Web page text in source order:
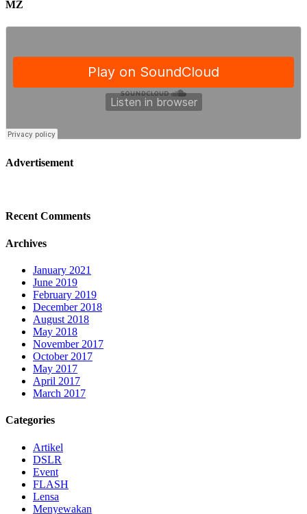
MZ
Advertisement
Recent Comments
Archives
January 2021
June 2019
February 2019
December 2018
August 2018
May 2018
November 2017
October 2017
May 2017
April 2017
March 2017
Categories
Artikel
DSLR
Event
FLASH
Lensa
Menyewakan